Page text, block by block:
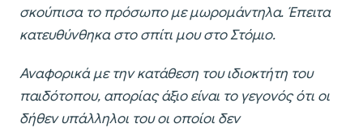
σκούπισα το πρόσωπο με μωρομάντηλα. Έπειτα
κατευθύνθηκα στο σπίτι μου στο Στόμιο.
Αναφορικά με την κατάθεση του ιδιοκτήτη του
παιδότοπου, απορίας άξιο είναι το γεγονός ότι οι
δήθεν υπάλληλοι του οι οποίοι δεν